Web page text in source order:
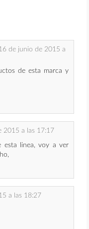
de junio de 2015 a
de esta marca y
2015 a las 17:17
esta linea, voy a ver
a las 18:27